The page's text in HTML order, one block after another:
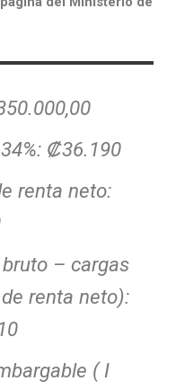
: ₡36.190
renta neto:
– cargas
renta neto):
( I